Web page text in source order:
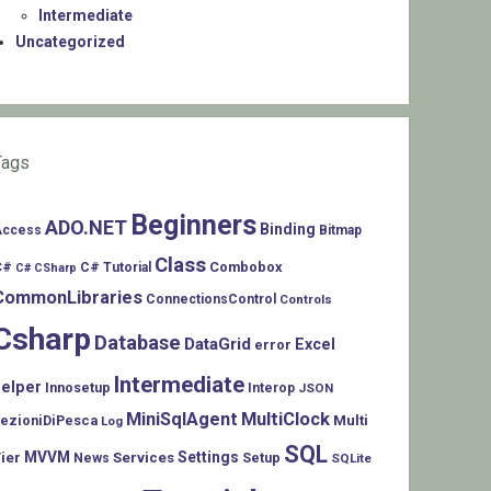
Intermediate
Uncategorized
ADO.NET Beginners Binding Bitmap
C# CSharp C# Tutorial Class Combobox
ConnectionsControl Controls
Database DataGrid error Excel
Innosetup Intermediate Interop JSON
Log MiniSqlAgent MultiClock Multi
MVVM News Services Settings Setup SQL SQLite